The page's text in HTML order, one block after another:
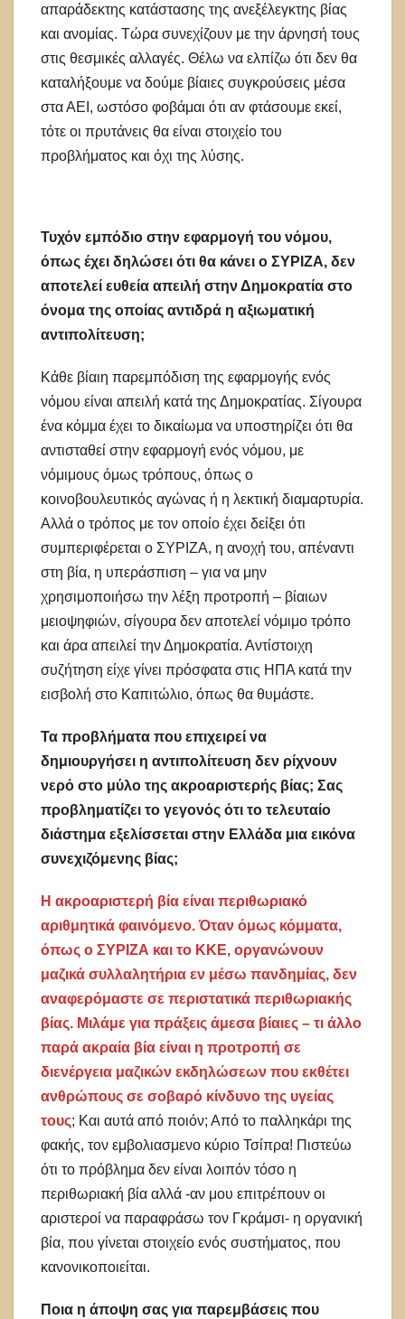
απαράδεκτης κατάστασης της ανεξέλεγκτης βίας
και ανομίας. Τώρα συνεχίζουν με την άρνησή τους
στις θεσμικές αλλαγές. Θέλω να ελπίζω ότι δεν θα
καταλήξουμε να δούμε βίαιες συγκρούσεις μέσα
στα ΑΕΙ, ωστόσο φοβάμαι ότι αν φτάσουμε εκεί,
τότε οι πρυτάνεις θα είναι στοιχείο του
προβλήματος και όχι της λύσης.
Τυχόν εμπόδιο στην εφαρμογή του νόμου,
όπως έχει δηλώσει ότι θα κάνει ο ΣΥΡΙΖΑ, δεν
αποτελεί ευθεία απειλή στην Δημοκρατία στο
όνομα της οποίας αντιδρά η αξιωματική
αντιπολίτευση;
Κάθε βίαιη παρεμπόδιση της εφαρμογής ενός
νόμου είναι απειλή κατά της Δημοκρατίας. Σίγουρα
ένα κόμμα έχει το δικαίωμα να υποστηρίζει ότι θα
αντισταθεί στην εφαρμογή ενός νόμου, με
νόμιμους όμως τρόπους, όπως ο
κοινοβουλευτικός αγώνας ή η λεκτική διαμαρτυρία.
Αλλά ο τρόπος με τον οποίο έχει δείξει ότι
συμπεριφέρεται ο ΣΥΡΙΖΑ, η ανοχή του, απέναντι
στη βία, η υπεράσπιση­ – για να μην
χρησιμοποιήσω την λέξη προτροπή – βίαιων
μειοψηφιών, σίγουρα δεν αποτελεί νόμιμο τρόπο
και άρα απειλεί την Δημοκρατία. Αντίστοιχη
συζήτηση είχε γίνει πρόσφατα στις ΗΠΑ κατά την
εισβολή στο Καπιτώλιο, όπως θα θυμάστε.
Τα προβλήματα που επιχειρεί να
δημιουργήσει η αντιπολίτευση δεν ρίχνουν
νερό στο μύλο της ακροαριστερής βίας; Σας
προβληματίζει το γεγονός ότι το τελευταίο
διάστημα εξελίσσεται στην Ελλάδα μια εικόνα
συνεχιζόμενης βίας;
Η ακροαριστερή βία είναι περιθωριακό
αριθμητικά φαινόμενο. Όταν όμως κόμματα,
όπως ο ΣΥΡΙΖΑ και το ΚΚΕ, οργανώνουν
μαζικά συλλαλητήρια εν μέσω πανδημίας, δεν
αναφερόμαστε σε περιστατικά περιθωριακής
βίας. Μιλάμε για πράξεις άμεσα βίαιες – τι άλλο
παρά ακραία βία είναι η προτροπή σε
διενέργεια μαζικών εκδηλώσεων που εκθέτει
ανθρώπους σε σοβαρό κίνδυνο της υγείας
τους; Και αυτά από ποιόν; Από το παλληκάρι της
φακής, τον εμβολιασμενο κύριο Τσίπρα! Πιστεύω
ότι το πρόβλημα δεν είναι λοιπόν τόσο η
περιθωριακή βία αλλά -αν μου επιτρέπουν οι
αριστεροί να παραφράσω τον Γκράμσι- η οργανική
βία, που γίνεται στοιχείο ενός συστήματος, που
κανονικοποιείται.
Ποια η άποψη σας για παρεμβάσεις που